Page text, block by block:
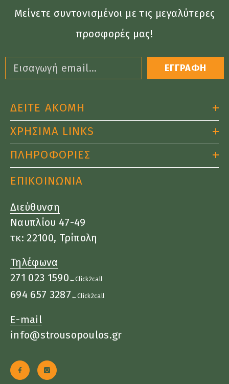
Μείνετε συντονισμένοι με τις μεγαλύτερες
προσφορές μας!
ΕΓΓΡΑΦΗ
ΔΕΙΤΕ ΑΚΟΜΗ
ΧΡΗΣΙΜΑ LINKS
ΠΛΗΡΟΦΟΡΙΕΣ
ΕΠΙΚΟΙΝΩΝΙΑ
Διεύθυνση
Ναυπλίου 47-49
τκ: 22100, Τρίπολη
Τηλέφωνα
271 023 1590 ←Click2call
694 657 3287 ←Click2call
E-mail
info@strousopoulos.gr